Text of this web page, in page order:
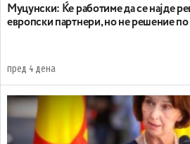
Муцунски: Ќе работиме да се најде
европски партнери, но не решение по
пред 4 дена